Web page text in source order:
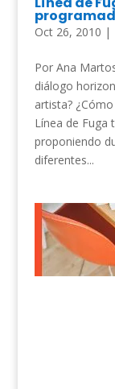
Oct 26, 2010 |
Por Ana
diálogo
artista?
Línea de Fuga
proponiendo
diferentes...